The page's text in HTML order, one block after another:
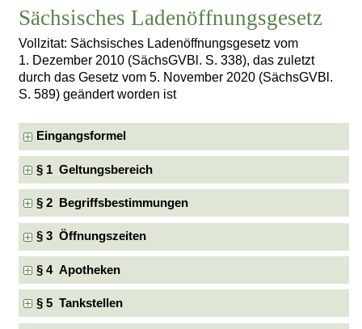
Sächsisches Ladenöffnungsgesetz
Vollzitat: Sächsisches Ladenöffnungsgesetz vom
1. Dezember 2010 (SächsGVBl. S. 338), das zuletzt
durch das Gesetz vom 5. November 2020 (SächsGVBl.
S. 589) geändert worden ist
Eingangsformel
§ 1 Geltungsbereich
§ 2 Begriffsbestimmungen
§ 3 Öffnungszeiten
§ 4 Apotheken
§ 5 Tankstellen